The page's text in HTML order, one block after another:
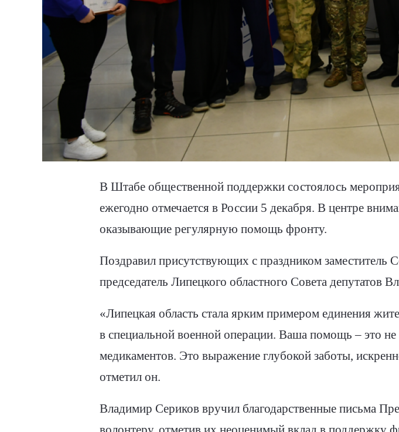
В Штабе общественной поддержки состоялось
ежегодно отмечается в России 5 декабря. В центре
оказывающие регулярную помощь фронту.
Поздравил присутствующих с праздником заместитель
председатель Липецкого областного Совета депутатов
«Липецкая область стала ярким примером единения
в специальной военной операции. Ваша помощь – это
медикаментов. Это выражение глубокой заботы,
отметил он.
Владимир Сериков вручил благодарственные письма